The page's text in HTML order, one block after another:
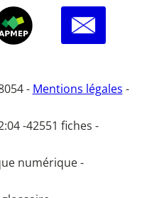
- Mentions légales -
-42551 fiches -
numérique -